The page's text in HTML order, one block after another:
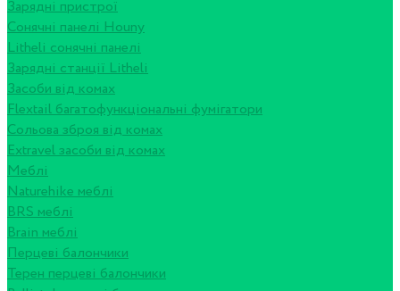
Зарядні пристрої
Сонячні панелі Houny
Litheli сонячні панелі
Зарядні станції Litheli
Засоби від комах
Flextail багатофункціональні фумігатори
Сольова зброя від комах
Extravel засоби від комах
Меблі
Naturehike меблі
BRS меблі
Brain меблі
Перцеві балончики
Терен перцеві балончики